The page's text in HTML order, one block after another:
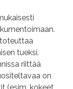
tueksi.
riittää
on